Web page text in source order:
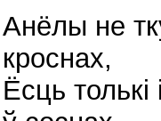
Анёлы не
кроснах,
Ёсць толькi